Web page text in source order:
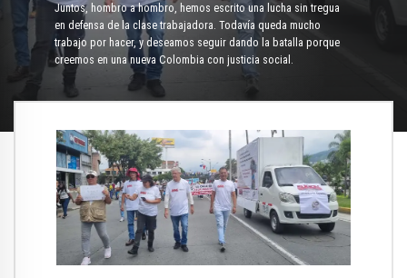
Juntos, hombro a hombro, hemos escrito una lucha sin tregua
en defensa de la clase trabajadora. Todavía queda mucho
trabajo por hacer, y deseamos seguir dando la batalla porque
creemos en una nueva Colombia con justicia social.